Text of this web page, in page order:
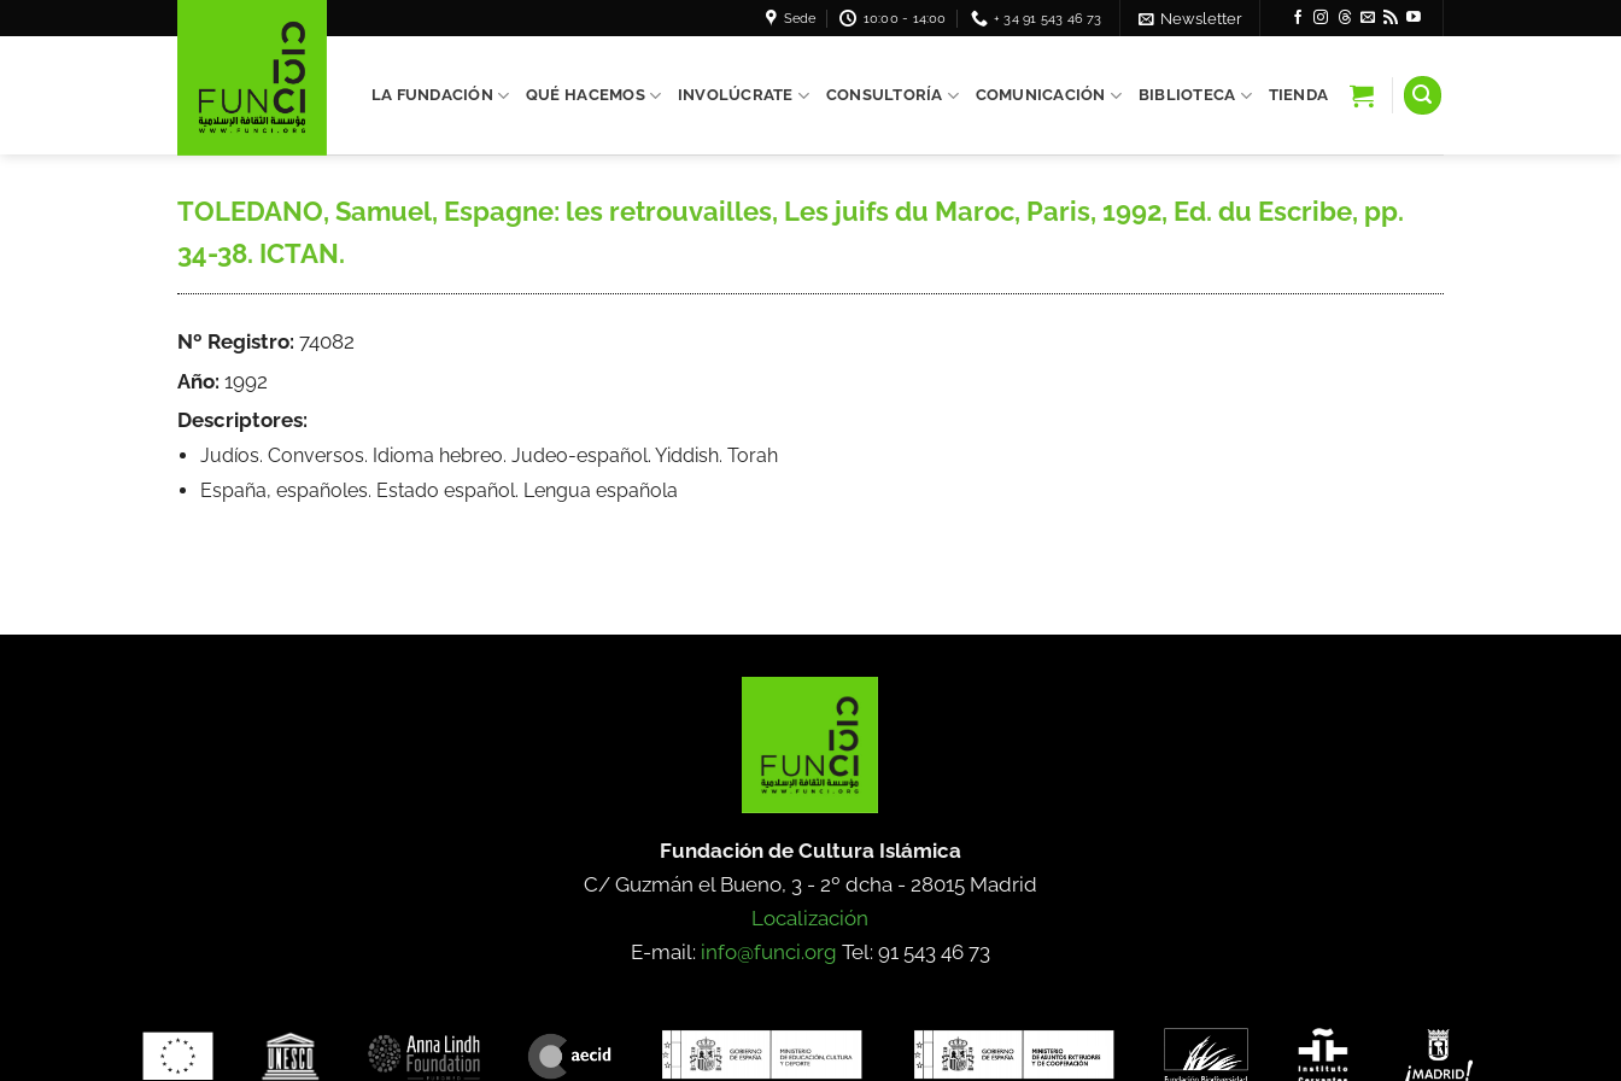
Sede 10:00 - 14:00 + 34 91 543 46 73 Newsletter
LA FUNDACIÓN QUÉ HACEMOS INVOLÚCRATE CONSULTORÍA COMUNICACIÓN BIBLIOTECA TIENDA
TOLEDANO, Samuel, Espagne: les retrouvailles, Les juifs du Maroc, Paris, 1992, Ed. du Escribe, pp.
34-38. ICTAN.
Nº Registro: 74082
Año: 1992
Descriptores:
Judíos. Conversos. Idioma hebreo. Judeo-español. Yiddish. Torah
España, españoles. Estado español. Lengua española
Fundación de Cultura Islámica
C/ Guzmán el Bueno, 3 - 2º dcha - 28015 Madrid
Localización
E-mail: info@funci.org Tel: 91 543 46 73